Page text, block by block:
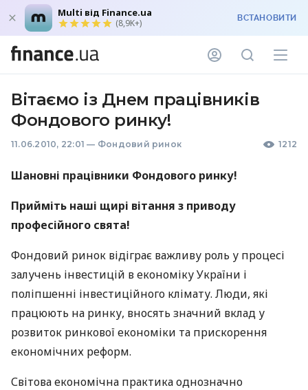
Multi від Finance.ua
(8,9K+) ВСТАНОВИТИ
Вітаємо із Днем працівників
Фондового ринку!
11.06.2010, 22:01 — Фондовий ринок 1212
Шановні працівники Фондового ринку!
Прийміть наші щирі вітання з приводу
професійного свята!
Фондовий ринок відіграє важливу роль у процесі
залучень інвестицій в економіку України і
поліпшенні інвестиційного клімату. Люди, які
працюють на ринку, вносять значний вклад у
розвиток ринкової економіки та прискорення
економічних реформ.
Світова економічна практика однозначно